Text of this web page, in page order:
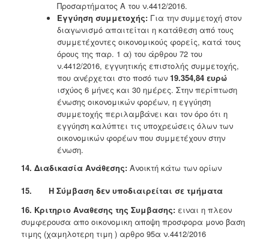
Προσαρτήματος Α του ν.4412/2016.
Εγγύηση συμμετοχής: Για την συμμετοχή στον
διαγωνισμό απαιτείται η κατάθεση από τους
συμμετέχοντες οικονομικούς φορείς, κατά τους
όρους της παρ. 1 α) του άρθρου 72 του
ν.4412/2016, εγγυητικής επιστολής συμμετοχής,
που ανέρχεται στο ποσό των 19.354,84 ευρώ
ισχύος 6 μήνες και 30 ημέρες. Στην περίπτωση
ένωσης οικονομικών φορέων, η εγγύηση
συμμετοχής περιλαμβάνει και τον όρο ότι η
εγγύηση καλύπτει τις υποχρεώσεις όλων των
οικονομικών φορέων που συμμετέχουν στην
ένωση.
14. Διαδικασία Ανάθεσης: Ανοικτή κάτω των ορίων
15. Η Σύμβαση δεν υποδιαιρείται σε τμήματα
16. Κριτηριο Αναθεσης της Συμβασης: ειναι η πλεον
συμφερουσα απο οικονομικη αποψη προσφορα μονο βαση
τιμης (χαμηλοτερη τιμη ) αρθρο 95α ν.4412/2016